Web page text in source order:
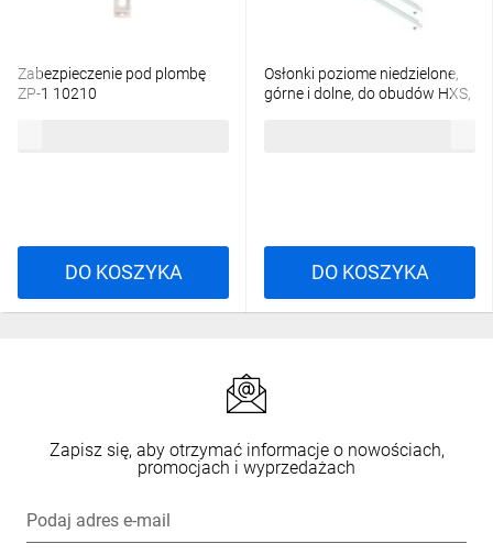
Zabezpieczenie pod plombę
ZP-1 10210
DO KOSZYKA
Osłonki poziome niedzielone,
górne i dolne, do obudów HXS,
DO KOSZYKA
Zapisz się, aby otrzymać informacje o nowościach,
promocjach i wyprzedażach
Podaj adres e-mail